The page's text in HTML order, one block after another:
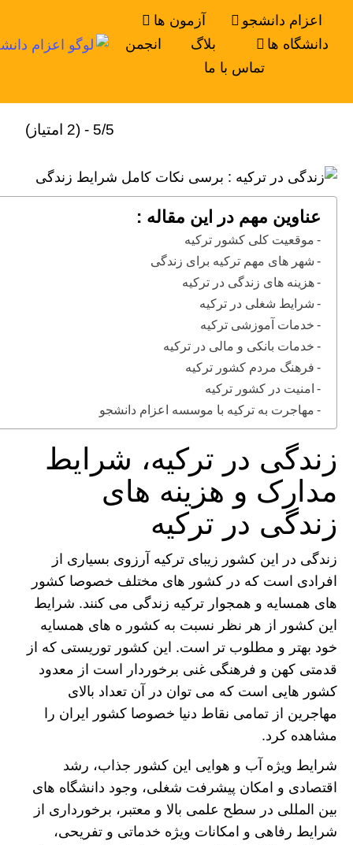
اعزام دانشجو
آزمون ها
دانشگاه ها
بلاگ
انجمن
تماس با ما
5/5 - (2 امتیاز)
عناوین مهم در این مقاله :
موقعیت کلی کشور ترکیه
شهر های مهم ترکیه برای زندگی
هزینه های زندگی در ترکیه
شرایط شغلی در ترکیه
خدمات آموزشی ترکیه
خدمات بانکی و مالی در ترکیه
فرهنگ مردم کشور ترکیه
امنیت در کشور ترکیه
مهاجرت به ترکیه با موسسه اعزام دانشجو
زندگی در ترکیه، شرایط
مدارک و هزینه های
زندگی در ترکیه
زندگی در این کشور زیبای ترکیه آرزوی بسیاری از
افرادی است که در کشور های مختلف خصوصا کشور
های همسایه و همجوار ترکیه زندگی می کنند. شرایط
این کشور از هر نظر نسبت به کشور ه های همسایه
خود بهتر و مطلوب تر است. این کشور توریستی که از
قدمتی کهن و فرهنگی غنی برخوردار است از معدود
کشور هایی است که می توان در آن تعداد بالای
مهاجرین از تمامی نقاط دنیا خصوصا کشور ایران را
مشاهده کرد.
شرایط ویژه آب و هوایی این‌ کشور جذاب، رشد
اقتصادی و امکان پیشرفت شغلی، وجود دانشگاه های
بین المللی در سطح علمی بالا و معتبر، برخورداری از
شرایط رفاهی و امکانات ویژه خدماتی و تفریحی،